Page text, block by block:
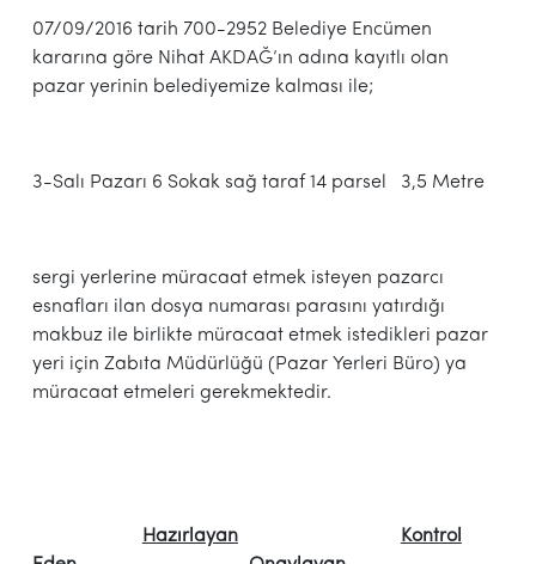
07/09/2016 tarih 700-2952 Belediye Encümen
kararına göre Nihat AKDAĞ’ın adına kayıtlı olan
pazar yerinin belediyemize kalması ile;
3-Salı Pazarı 6 Sokak sağ taraf 14 parsel 3,5 Metre
sergi yerlerine müracaat etmek isteyen pazarcı
esnafları ilan dosya numarası parasını yatırdığı
makbuz ile birlikte müracaat etmek istedikleri pazar
yeri için Zabıta Müdürlüğü (Pazar Yerleri Büro) ya
müracaat etmeleri gerekmektedir.
Hazırlayan
Kontrol